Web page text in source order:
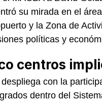
su mirada en el
y la Zona de
políticas y
centros
con la
dentro del